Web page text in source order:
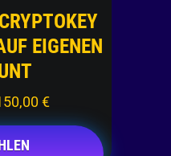
EIGENEN
€